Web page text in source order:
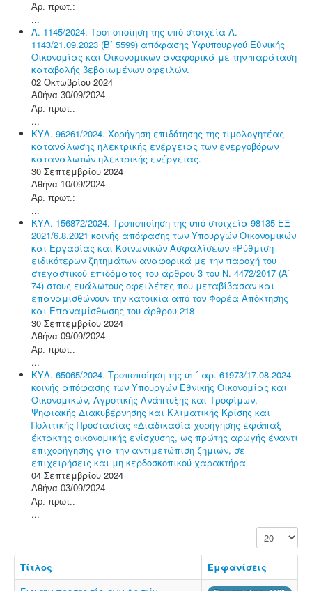
Αρ. πρωτ.:
...
Α. 1145/2024. Τροποποίηση της υπό στοιχεία Α.
1143/21.09.2023 (Β΄ 5599) απόφασης Υφυπουργού Εθνικής
Οικονομίας και Οικονομικών αναφορικά με την παράταση
καταβολής βεβαιωμένων οφειλών.
02 Οκτωβρίου 2024
Αθήνα 30/09/2024
Αρ. πρωτ.:
...
ΚΥΑ. 96261/2024. Χορήγηση επιδότησης της τιμολογητέας
κατανάλωσης ηλεκτρικής ενέργειας των ενεργοβόρων
καταναλωτών ηλεκτρικής ενέργειας.
30 Σεπτεμβρίου 2024
Αθήνα 10/09/2024
Αρ. πρωτ.:
...
ΚΥΑ. 156872/2024. Τροποποίηση της υπό στοιχεία 98135 ΕΞ
2021/6.8.2021 κοινής απόφασης των Υπουργών Οικονομικών
και Εργασίας και Κοινωνικών Ασφαλίσεων «Ρύθμιση
ειδικότερων ζητημάτων αναφορικά με την παροχή του
στεγαστικού επιδόματος του άρθρου 3 του Ν. 4472/2017 (Α΄
74) στους ευάλωτους οφειλέτες που μεταβίβασαν και
επαναμισθώνουν την κατοικία από τον Φορέα Απόκτησης
και Επαναμίσθωσης του άρθρου 218
30 Σεπτεμβρίου 2024
Αθήνα 09/09/2024
Αρ. πρωτ.:
...
ΚΥΑ. 65065/2024. Τροποποίηση της υπ΄ αρ. 61973/17.08.2024
κοινής απόφασης των Υπουργών Εθνικής Οικονομίας και
Οικονομικών, Αγροτικής Ανάπτυξης και Τροφίμων,
Ψηφιακής Διακυβέρνησης και Κλιματικής Κρίσης και
Πολιτικής Προστασίας «Διαδικασία χορήγησης εφάπαξ
έκτακτης οικονομικής ενίσχυσης, ως πρώτης αρωγής έναντι
επιχορήγησης για την αντιμετώπιση ζημιών, σε
επιχειρήσεις και μη κερδοσκοπικού χαρακτήρα
04 Σεπτεμβρίου 2024
Αθήνα 03/09/2024
Αρ. πρωτ.:
...
Εμφάνιση #
Τίτλος
Εμφανίσεις